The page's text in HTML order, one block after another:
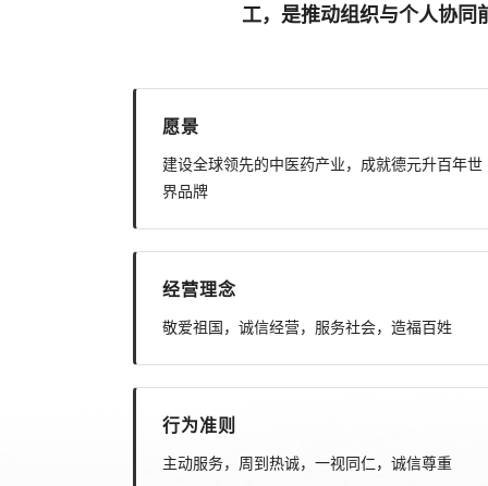
工，是推动组织与个人协同
愿景
建设全球领先的中医药产业，成就德元升百年世
界品牌
经营理念
敬爱祖国，诚信经营，服务社会，造福百姓
行为准则
主动服务，周到热诚，一视同仁，诚信尊重